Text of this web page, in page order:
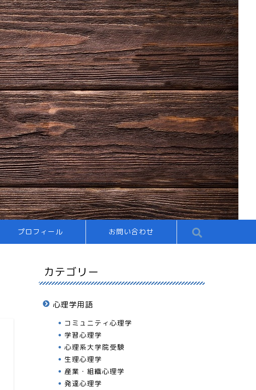
プロフィール お問い合わせ
カテゴリー
心理学用語
コミュニティ心理学
学習心理学
心理系大学院受験
生理心理学
産業・組織心理学
発達心理学